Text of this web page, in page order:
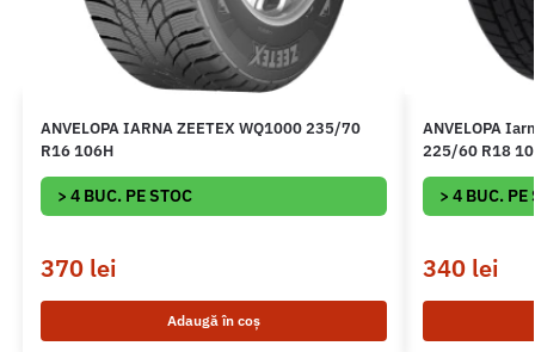
ANVELOPA IARNA ZEETEX WQ1000 235/70
R16 106H
> 4 BUC. PE STOC
370 lei
Adaugă în coș
ANVELOPA
225/60 R18
> 4 BUC. PE
340 lei